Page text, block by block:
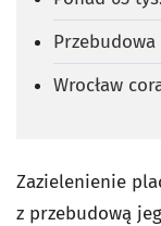
Wrocław
Zazielenienie
z przebudową